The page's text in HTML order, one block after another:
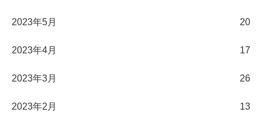
2023年5月 20
2023年4月 17
2023年3月 26
2023年2月 13